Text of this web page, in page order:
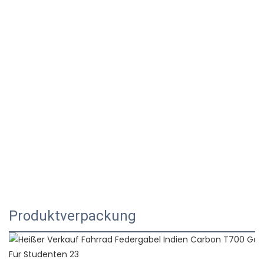
Produktverpackung